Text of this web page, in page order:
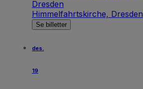
Dresden
Himmelfahrtskirche, Dresden
Se billetter
des.
19